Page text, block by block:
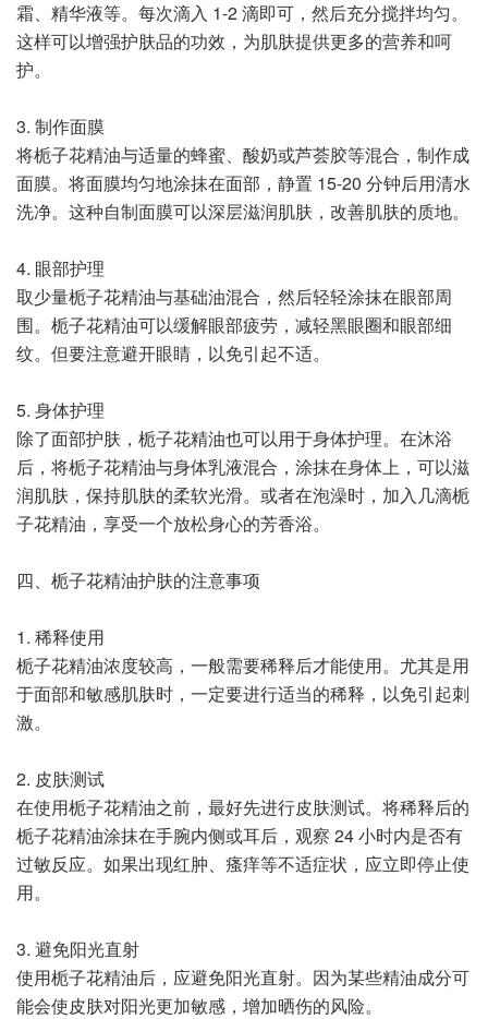
霜、精华液等。每次滴入 1-2 滴即可，然后充分搅拌均匀。
这样可以增强护肤品的功效，为肌肤提供更多的营养和呵
护。
3. 制作面膜
将栀子花精油与适量的蜂蜜、酸奶或芦荟胶等混合，制作成
面膜。将面膜均匀地涂抹在面部，静置 15-20 分钟后用清水
洗净。这种自制面膜可以深层滋润肌肤，改善肌肤的质地。
4. 眼部护理
取少量栀子花精油与基础油混合，然后轻轻涂抹在眼部周
围。栀子花精油可以缓解眼部疲劳，减轻黑眼圈和眼部细
纹。但要注意避开眼睛，以免引起不适。
5. 身体护理
除了面部护肤，栀子花精油也可以用于身体护理。在沐浴
后，将栀子花精油与身体乳液混合，涂抹在身体上，可以滋
润肌肤，保持肌肤的柔软光滑。或者在泡澡时，加入几滴栀
子花精油，享受一个放松身心的芳香浴。
四、栀子花精油护肤的注意事项
1. 稀释使用
栀子花精油浓度较高，一般需要稀释后才能使用。尤其是用
于面部和敏感肌肤时，一定要进行适当的稀释，以免引起刺
激。
2. 皮肤测试
在使用栀子花精油之前，最好先进行皮肤测试。将稀释后的
栀子花精油涂抹在手腕内侧或耳后，观察 24 小时内是否有
过敏反应。如果出现红肿、瘙痒等不适症状，应立即停止使
用。
3. 避免阳光直射
使用栀子花精油后，应避免阳光直射。因为某些精油成分可
能会使皮肤对阳光更加敏感，增加晒伤的风险。